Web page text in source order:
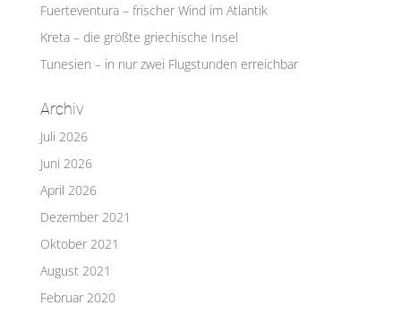
Fuerteventura – frischer Wind im Atlantik
Kreta – die größte griechische Insel
Tunesien – in nur zwei Flugstunden erreichbar
Archiv
Juli 2026
Juni 2026
April 2026
Dezember 2021
Oktober 2021
August 2021
Februar 2020